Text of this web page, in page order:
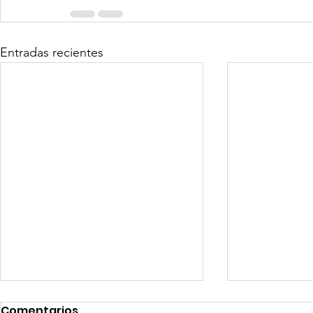
Entradas recientes